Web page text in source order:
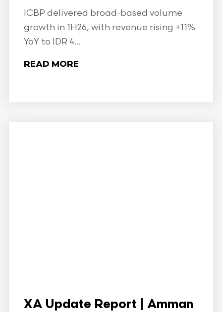
ICBP delivered broad-based volume
growth in 1H26, with revenue rising +11%
YoY to IDR 4...
READ MORE
XA Update Report | Amman